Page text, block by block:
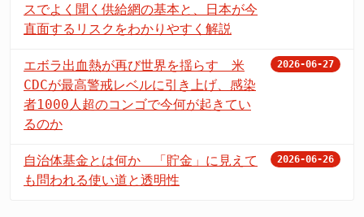
スでよく聞く供給網の基本と、日本が今
直面するリスクをわかりやすく解説
エボラ出血熱が再び世界を揺らす 米
CDCが最高警戒レベルに引き上げ、感染
者1000人超のコンゴで今何が起きてい
るのか
2026-06-27
自治体基金とは何か 「貯金」に見えて
も問われる使い道と透明性
2026-06-26